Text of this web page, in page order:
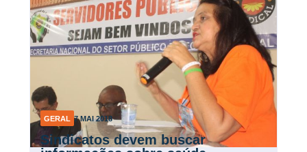
GERAL 7 MAI 2018
Sindicatos devem buscar